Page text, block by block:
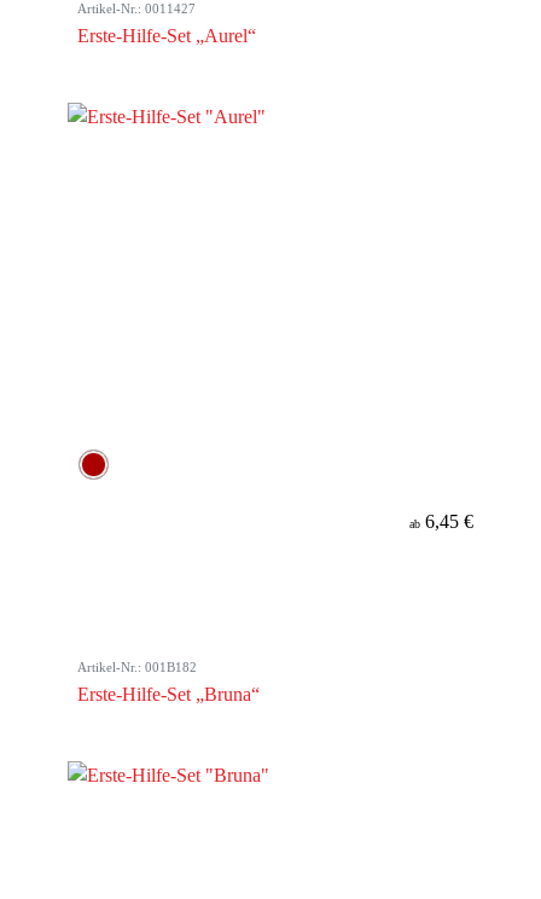
Farbe
Artikel-Nr.: 0011427
Erste-Hilfe-Set „Aurel“
ab 6,45 €
Artikel-Nr.: 001B182
Erste-Hilfe-Set „Bruna“